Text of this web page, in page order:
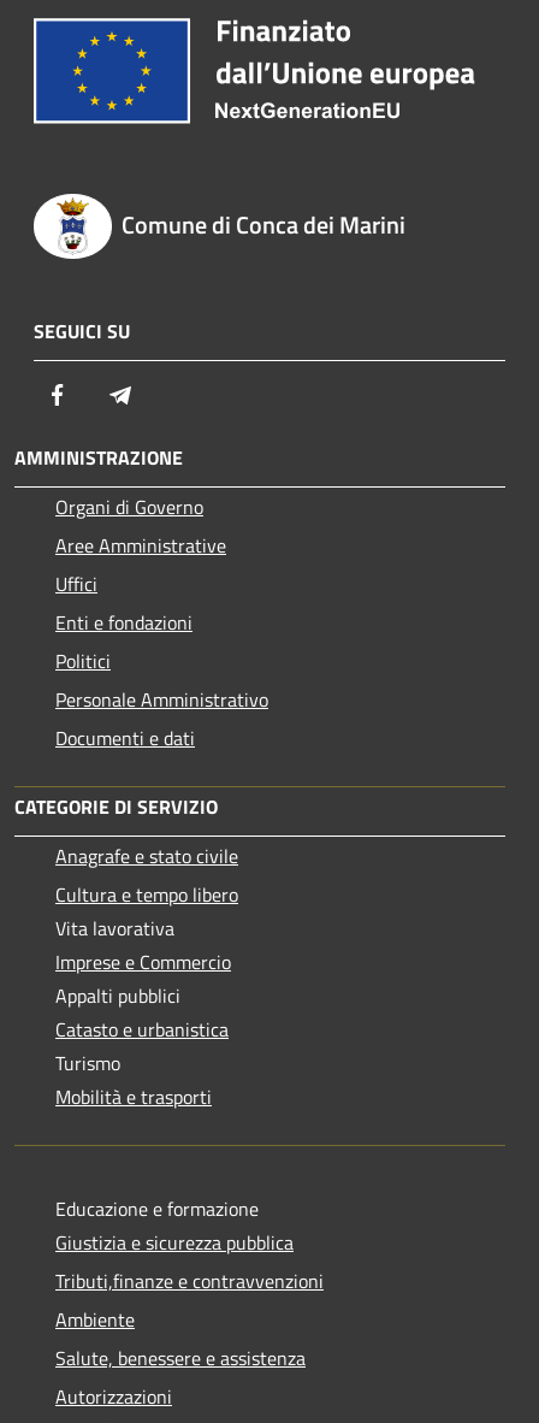
Comune di Conca dei Marini
SEGUICI SU
Facebook
AMMINISTRAZIONE
Organi di Governo
Aree Amministrative
Uffici
Enti e fondazioni
Politici
Personale Amministrativo
Documenti e dati
CATEGORIE DI SERVIZIO
Anagrafe e stato civile
Cultura e tempo libero
Vita lavorativa
Imprese e Commercio
Appalti pubblici
Catasto e urbanistica
Turismo
Mobilità e trasporti
Educazione e formazione
Giustizia e sicurezza pubblica
Tributi,finanze e contravvenzioni
Ambiente
Salute, benessere e assistenza
Autorizzazioni